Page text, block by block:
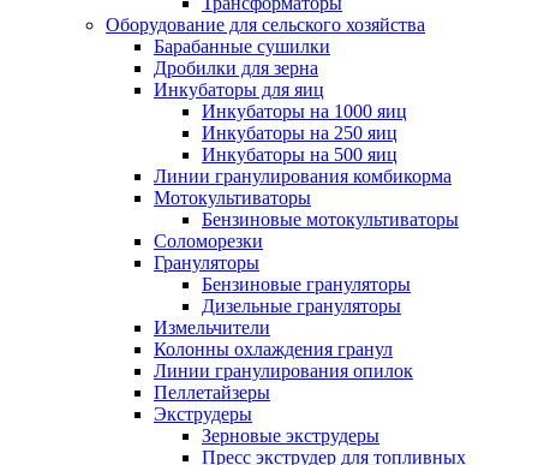
Оборудование для сельского хозяйства
Барабанные сушилки
Дробилки для зерна
Инкубаторы для яиц
Инкубаторы на 1000 яиц
Инкубаторы на 250 яиц
Инкубаторы на 500 яиц
Линии гранулирования комбикорма
Мотокультиваторы
Бензиновые мотокультиваторы
Соломорезки
Грануляторы
Бензиновые грануляторы
Дизельные грануляторы
Измельчители
Колонны охлаждения гранул
Линии гранулирования опилок
Пеллетайзеры
Экструдеры
Зерновые экструдеры
Пресс экструдер для топливных